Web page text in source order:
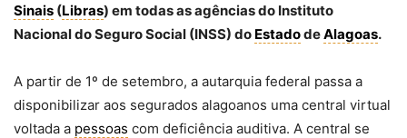
Sinais (Libras) em todas as agências do Instituto
Nacional do Seguro Social (INSS) do EstadodeAlagoas.
A partir de 1º de setembro, a autarquia federal passa a
disponibilizar aos segurados alagoanos uma central virtual
voltada a pessoas com deficiência auditiva. A central se